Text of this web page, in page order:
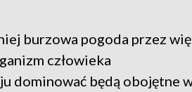
burzowa pogoda przez
człowieka
dominować będą obojętne